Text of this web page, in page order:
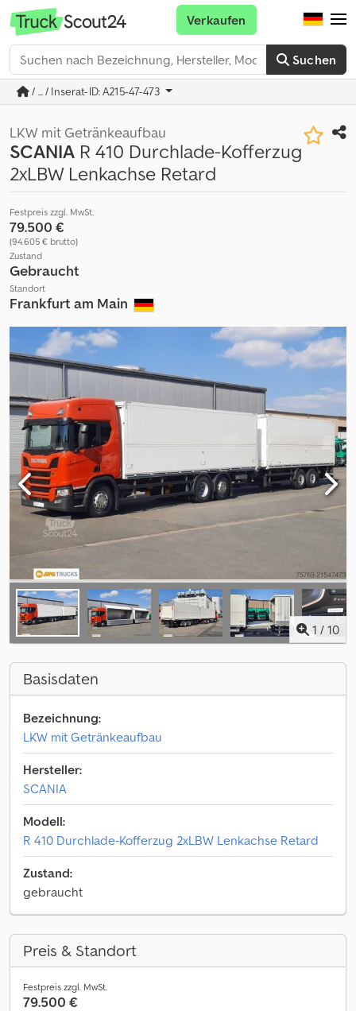
Suchen
Verkaufen
/ ... / Inserat-ID: A215-47-473
LKW mit Getränkeaufbau
SCANIA R 410 Durchlade-Kofferzug
2xLBW Lenkachse Retard
Festpreis zzgl. MwSt.
79.500 €
(94.605 € brutto)
Zustand
Gebraucht
Standort
Frankfurt am Main
1 / 10
Basisdaten
Bezeichnung:
LKW mit Getränkeaufbau
Hersteller:
SCANIA
Modell:
R 410 Durchlade-Kofferzug 2xLBW Lenkachse Retard
Zustand:
gebraucht
Preis & Standort
Festpreis zzgl. MwSt.
79.500 €